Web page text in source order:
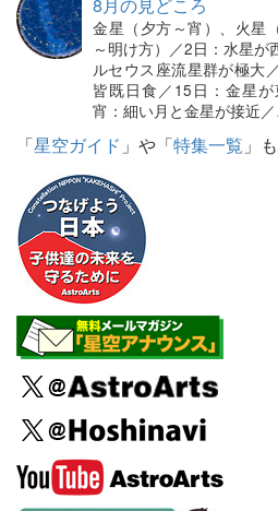
8月の見どころ
金星（夕方～宵）、火星
～明け方）／2日：水星
ルセウス座流星群が極大
皆既日食／15日：金星
宵：細い月と金星が接近
「星空ガイド 」や「特集一覧 」